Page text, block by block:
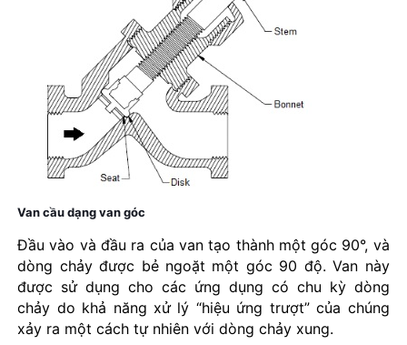
Van cầu dạng van góc
Đầu vào và đầu ra của van tạo thành một góc 90°, và
dòng chảy được bẻ ngoặt một góc 90 độ. Van này
được sử dụng cho các ứng dụng có chu kỳ dòng
chảy do khả năng xử lý “hiệu ứng trượt” của chúng
xảy ra một cách tự nhiên với dòng chảy xung.